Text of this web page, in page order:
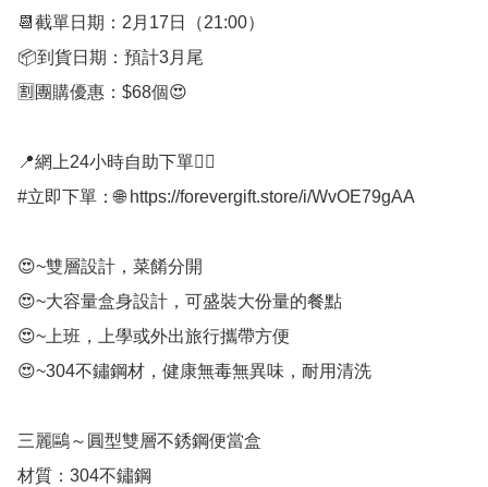
📆截單日期：2月17日（21:00）
📦到貨日期：預計3月尾
🈹團購優惠：$68個😍
📍網上24小時自助下單👍🏻
#立即下單：🌐 https://forevergift.store/i/WvOE79gAA
😍~雙層設計，菜餚分開
😍~大容量盒身設計，可盛裝大份量的餐點
😍~上班，上學或外出旅行攜帶方便
😍~304不鏽鋼材，健康無毒無異味，耐用清洗
三麗鷗～圓型雙層不銹鋼便當盒
材質：304不鏽鋼